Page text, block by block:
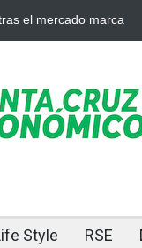
Cuando el oro
Style RSE